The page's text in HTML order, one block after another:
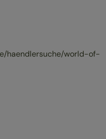
haendlersuche/world-of-